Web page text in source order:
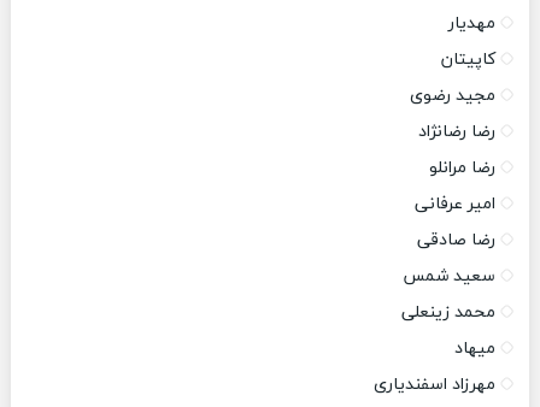
مهدیار
کاپیتان
مجید رضوی
رضا رضانژاد
رضا مرانلو
امیر عرفانی
رضا صادقی
سعید شمس
محمد زینعلی
میهاد
مهرزاد اسفندیاری